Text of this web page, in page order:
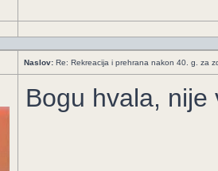
Naslov: Re: Rekreacija i prehrana nakon 40. g. za
Bogu hvala,